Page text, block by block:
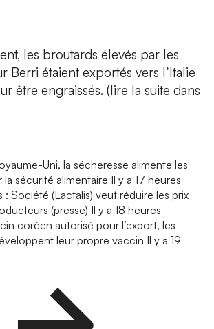
les broutards élevés par les
Berri étaient exportés vers l’Italie
être engraissés. (lire la suite dans
Uni, la sécheresse alimente les
sécurité alimentaire Il y a 17 heures
: Société (Lactalis) veut réduire les prix
(presse) Il y a 18 heures
coréen autorisé pour l’export, les
leur propre vaccin Il y a 19